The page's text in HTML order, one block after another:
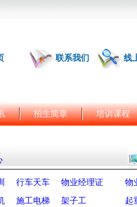
联系我们 线
招生简章 培训课程
行车天车 物业经理证
物
施工电梯 架子工
起